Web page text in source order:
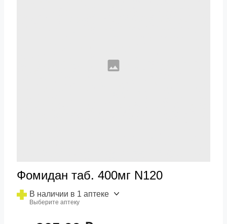
Фомидан таб. 400мг N120
В наличии в 1 аптеке
Выберите аптеку